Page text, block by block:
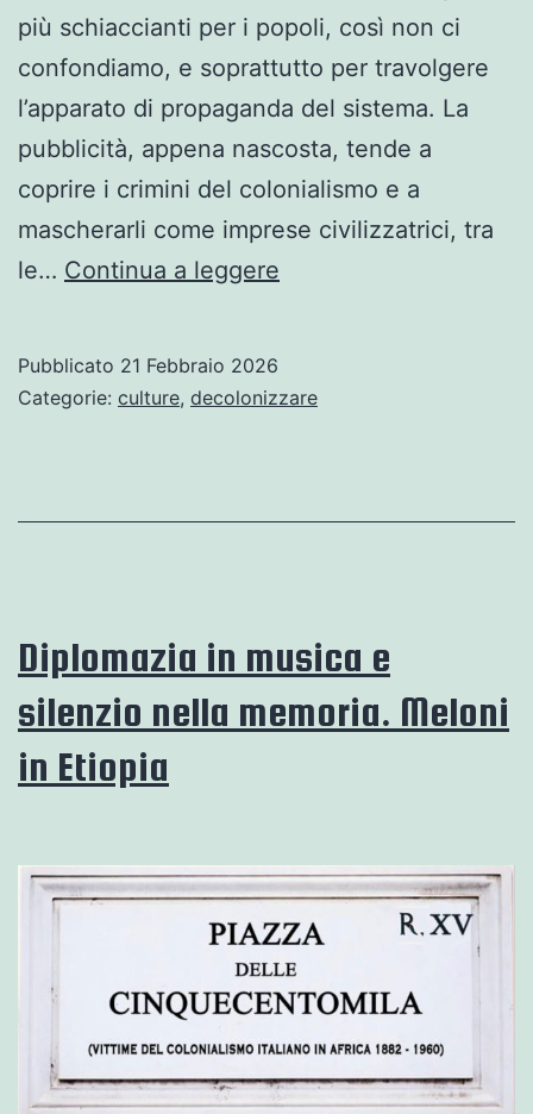
più schiaccianti per i popoli, così non ci
confondiamo, e soprattutto per travolgere
l’apparato di propaganda del sistema. La
pubblicità, appena nascosta, tende a
coprire i crimini del colonialismo e a
mascherarli come imprese civilizzatrici, tra
le… Continua a leggere
colonialismo
Pubblicato 21 Febbraio 2026
Categorie: culture, decolonizzare
Diplomazia in musica e
silenzio nella memoria. Meloni
in Etiopia